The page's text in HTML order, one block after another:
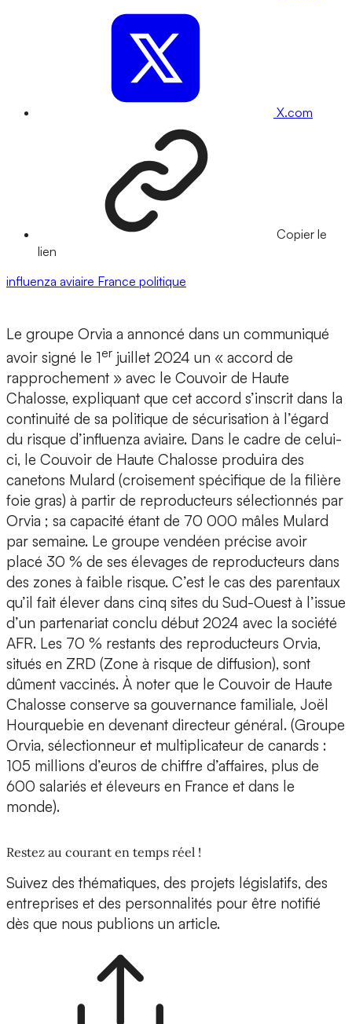
X.com
Copier le
lien
influenza aviaire France politique
Le groupe Orvia a annoncé dans un communiqué
avoir signé le 1er juillet 2024 un « accord de
rapprochement » avec le Couvoir de Haute
Chalosse, expliquant que cet accord s’inscrit dans la
continuité de sa politique de sécurisation à l’égard
du risque d’influenza aviaire. Dans le cadre de celui-
ci, le Couvoir de Haute Chalosse produira des
canetons Mulard (croisement spécifique de la filière
foie gras) à partir de reproducteurs sélectionnés par
Orvia ; sa capacité étant de 70 000 mâles Mulard
par semaine. Le groupe vendéen précise avoir
placé 30 % de ses élevages de reproducteurs dans
des zones à faible risque. C’est le cas des parentaux
qu’il fait élever dans cinq sites du Sud-Ouest à l’issue
d’un partenariat conclu début 2024 avec la société
AFR. Les 70 % restants des reproducteurs Orvia,
situés en ZRD (Zone à risque de diffusion), sont
dûment vaccinés. À noter que le Couvoir de Haute
Chalosse conserve sa gouvernance familiale, Joël
Hourquebie en devenant directeur général. (Groupe
Orvia, sélectionneur et multiplicateur de canards :
105 millions d’euros de chiffre d’affaires, plus de
600 salariés et éleveurs en France et dans le
monde).
Restez au courant en temps réel !
Suivez des thématiques, des projets législatifs, des
entreprises et des personnalités pour être notifié
dès que nous publions un article.